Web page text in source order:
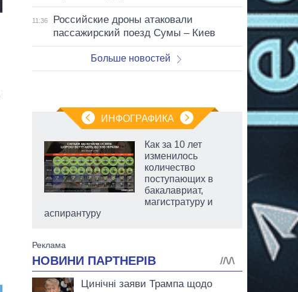
11:36
Российские дроны атаковали
пассажирский поезд Сумы – Киев
Больше новостей
ИНФОГРАФИКА
Как за 10 лет
изменилось
количество
поступающих в
бакалавриат,
магистратуру и
аспирантуру